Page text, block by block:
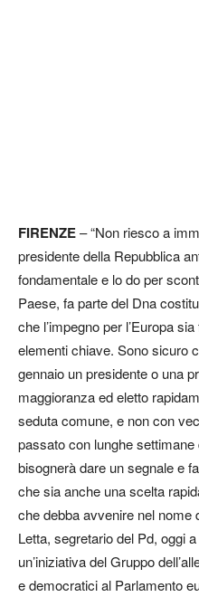
FIRENZE– “Non riesco a
presidente della Repubblica
fondamentale e lo do per
Paese, fa parte del Dna
che l’impegno per l’Europa
elementi chiave. Sono sicuro
gennaio un presidente o una
maggioranza ed eletto
seduta comune, e non con
passato con lunghe
bisognerà dare un segnale e
che sia anche una scelta
che debba avvenire nel nome
Letta, segretario del Pd, oggi
un’iniziativa del Gruppo
e democratici al Parlamento